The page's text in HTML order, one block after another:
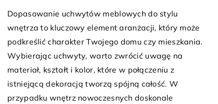
Dopasowanie uchwytów meblowych do stylu
wnętrza to kluczowy element aranżacji, który może
podkreślić charakter Twojego domu czy mieszkania.
Wybierając uchwyty, warto zwrócić uwagę na
materiał, kształt i kolor, które w połączeniu z
istniejącą dekoracją tworzą spójną całość. W
przypadku wnętrz nowoczesnych doskonale